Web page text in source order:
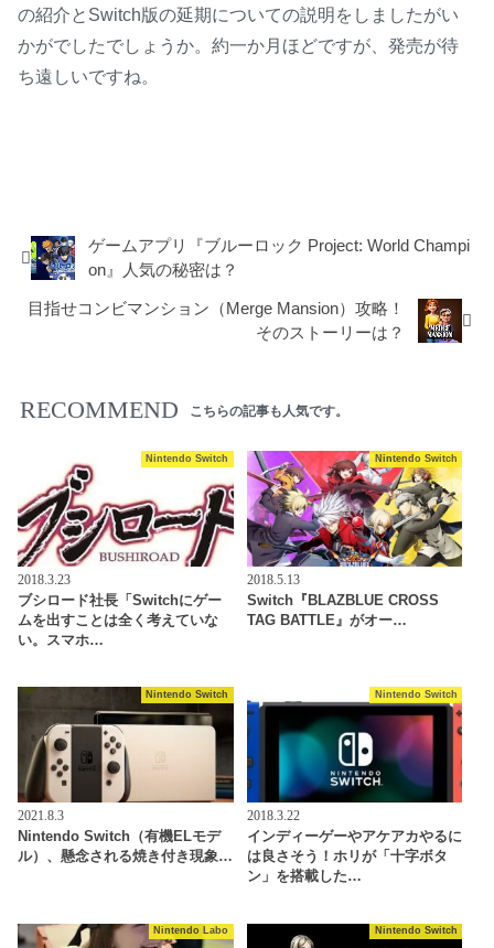
の紹介とSwitch版の延期についての説明をしましたがい
かがでしたでしょうか。約一か月ほどですが、発売が待
ち遠しいですね。
ゲームアプリ『ブルーロック Project: World Champi
on』人気の秘密は？
目指せコンビマンション（Merge Mansion）攻略！
そのストーリーは？
RECOMMEND こちらの記事も人気です。
Nintendo Switch
2018.3.23
ブシロード社長「Switchにゲー
ムを出すことは全く考えていな
い。スマホ…
Nintendo Switch
2018.5.13
Switch『BLAZBLUE CROSS
TAG BATTLE』がオー…
Nintendo Switch
2021.8.3
Nintendo Switch（有機ELモデ
ル）、懸念される焼き付き現象…
Nintendo Switch
2018.3.22
インディーゲーやアケアカやるに
は良さそう！ホリが「十字ボタ
ン」を搭載した…
Nintendo Labo Nintendo Switch